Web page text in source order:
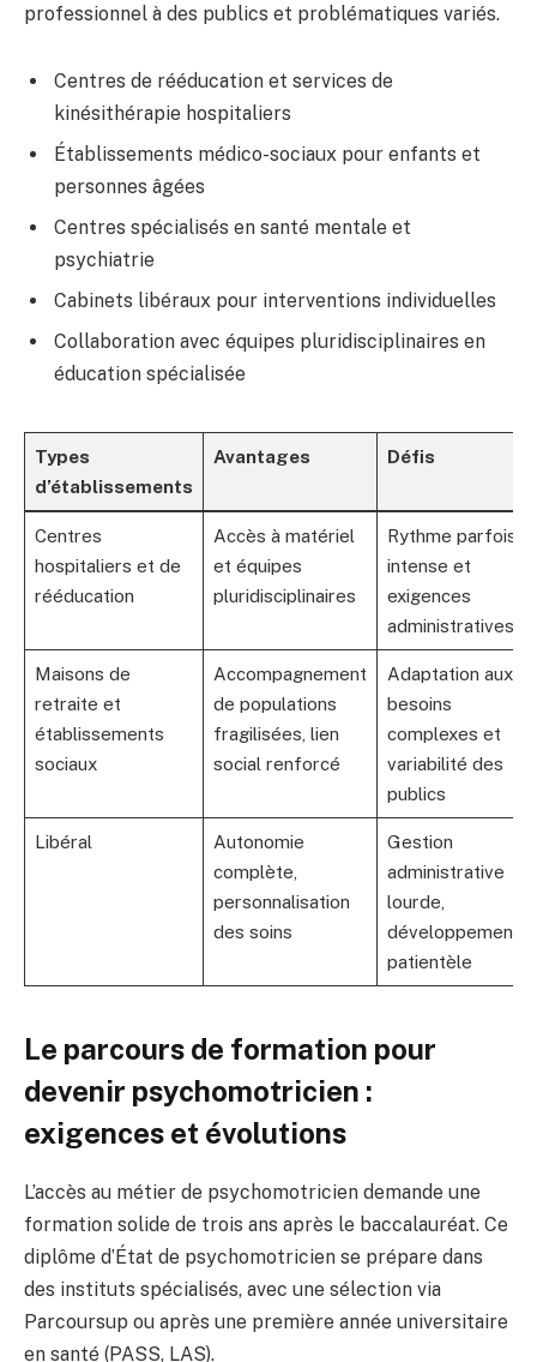
professionnel à des publics et problématiques variés.
Centres de rééducation et services de
kinésithérapie hospitaliers
Établissements médico-sociaux pour enfants et
personnes âgées
Centres spécialisés en santé mentale et
psychiatrie
Cabinets libéraux pour interventions individuelles
Collaboration avec équipes pluridisciplinaires en
éducation spécialisée
Types
d’établissements
Avantages Défis
Centres
hospitaliers et de
rééducation
Accès à matériel
et équipes
pluridisciplinaires
Rythme parfois
intense et
exigences
administratives
Maisons de
retraite et
établissements
sociaux
Accompagnement
de populations
fragilisées, lien
social renforcé
Adaptation aux
besoins
complexes et
variabilité des
publics
Libéral
Autonomie
complète,
personnalisation
des soins
Gestion
administrative
lourde,
développement
patientèle
Le parcours de formation pour
devenir psychomotricien :
exigences et évolutions
L’accès au métier de psychomotricien demande une
formation solide de trois ans après le baccalauréat. Ce
diplôme d’État de psychomotricien se prépare dans
des instituts spécialisés, avec une sélection via
Parcoursup ou après une première année universitaire
en santé (PASS, LAS).